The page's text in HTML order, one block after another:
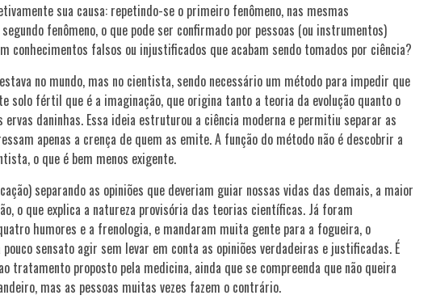
sua causa: repetindo-se o primeiro fenômeno, nas mesmas
fenômeno, o que pode ser confirmado por pessoas (ou instrumentos)
conhecimentos falsos ou injustificados que acabam sendo tomados por ciência?
no mundo, mas no cientista, sendo necessário um método para impedir que
solo fértil que é a imaginação, que origina tanto a teoria da evolução quanto o
daninhas. Essa ideia estruturou a ciência moderna e permitiu separar as
apenas a crença de quem as emite. A função do método não é descobrir a
o que é bem menos exigente.
separando as opiniões que deveriam guiar nossas vidas das demais, a maior
o que explica a natureza provisória das teorias científicas. Já foram
humores e a frenologia, e mandaram muita gente para a fogueira, o
sensato agir sem levar em conta as opiniões verdadeiras e justificadas. É
tratamento proposto pela medicina, ainda que se compreenda que não queira
mas as pessoas muitas vezes fazem o contrário.